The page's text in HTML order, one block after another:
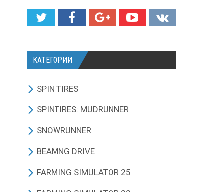
КАТЕГОРИИ
SPIN TIRES
СКАЧАТЬ ИГРУ
ВСЕ МОДЫ
ТЕХНИКА
КАРТЫ
SPINTIRES: MUDRUNNER
ВСЕ МОДЫ
ГРУЗОВИКИ
ВНЕДОРОЖНИКИ
SNOWRUNNER
ВСЕ МОДЫ
ГРУЗОВИКИ
BEAMNG DRIVE
BEAMNG DRIVE ИГРА И
ОБНОВЛЕНИЯ
FARMING SIMULATOR 25